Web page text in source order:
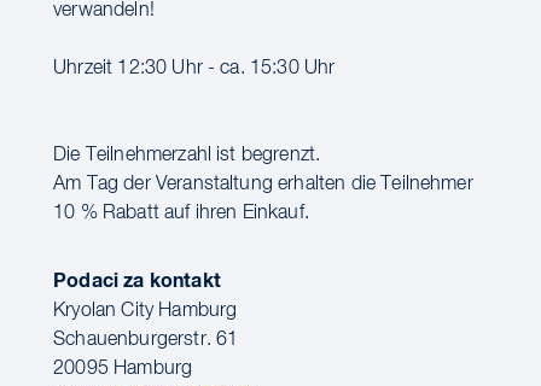
verwandeln!
Uhrzeit 12:30 Uhr - ca. 15:30 Uhr
Die Teilnehmerzahl ist begrenzt.
Am Tag der Veranstaltung erhalten die Teilnehmer
10 % Rabatt auf ihren Einkauf.
Podaci za kontakt
Kryolan City Hamburg
Schauenburgerstr. 61
20095 Hamburg